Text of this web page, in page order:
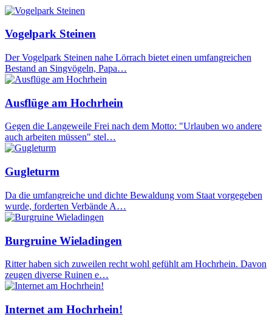
Vogelpark Steinen
Der Vogelpark Steinen nahe Lörrach bietet einen umfangreichen
Bestand an Singvögeln, Papa…
Ausflüge am Hochrhein
Gegen die Langeweile Frei nach dem Motto: "Urlauben wo andere
auch arbeiten müssen" stel…
Gugleturm
Da die umfangreiche und dichte Bewaldung vom Staat vorgegeben
wurde, forderten Verbände A…
Burgruine Wieladingen
Ritter haben sich zuweilen recht wohl gefühlt am Hochrhein. Davon
zeugen diverse Ruinen e…
Internet am Hochrhein!